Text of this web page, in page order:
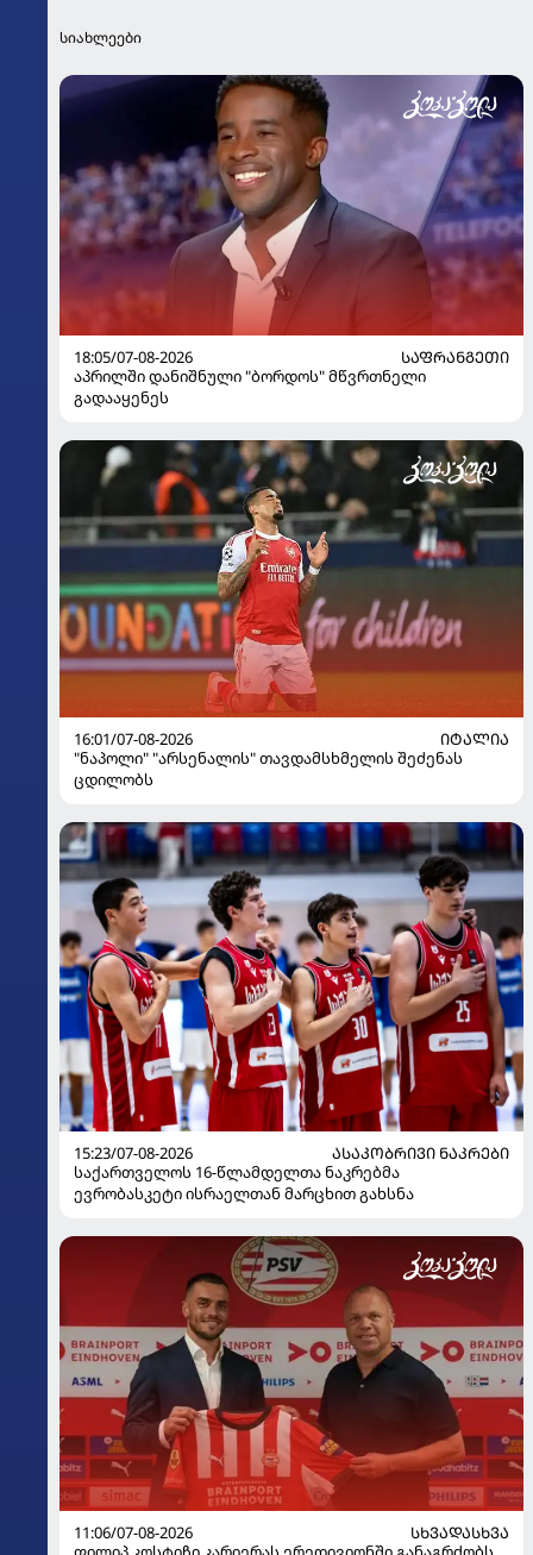
სიახლეები
18:05/07-08-2026
ᲡᲐᲤᲠᲐᲜᲒᲔᲗᲘ
აპრილში დანიშნული "ბორდოს" მწვრთნელი
გადააყენეს
16:01/07-08-2026
ᲘᲢᲐᲚᲘᲐ
"ნაპოლი" "არსენალის" თავდამსხმელის შეძენას
ცდილობს
15:23/07-08-2026
ᲐᲡᲐᲙᲝᲑᲠᲘᲕᲘ ᲜᲐᲙᲠᲔᲑᲘ
საქართველოს 16-წლამდელთა ნაკრებმა
ევრობასკეტი ისრაელთან მარცხით გახსნა
11:06/07-08-2026
ᲡᲮᲕᲐᲓᲐᲡᲮᲕᲐ